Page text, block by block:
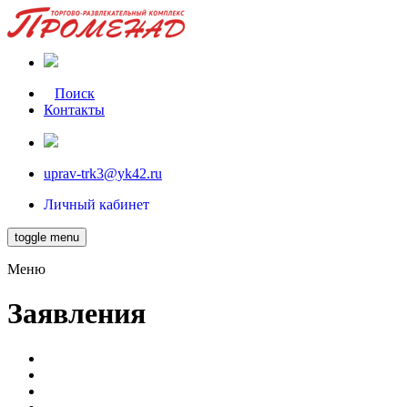
Поиск
Контакты
uprav-trk3@yk42.ru
Личный кабинет
toggle menu
Меню
Заявления